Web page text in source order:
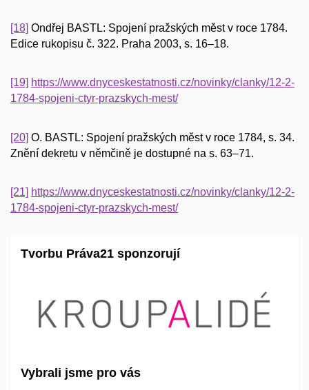
[18] Ondřej BASTL: Spojení pražských měst v roce 1784.
Edice rukopisu č. 322. Praha 2003, s. 16–18.
[19] https://www.dnyceskestatnosti.cz/novinky/clanky/12-2-
1784-spojeni-ctyr-prazskych-mest/
[20] O. BASTL: Spojení pražských měst v roce 1784, s. 34.
Znění dekretu v němčině je dostupné na s. 63–71.
[21] https://www.dnyceskestatnosti.cz/novinky/clanky/12-2-
1784-spojeni-ctyr-prazskych-mest/
Tvorbu Práva21 sponzorují
Vybrali jsme pro vás